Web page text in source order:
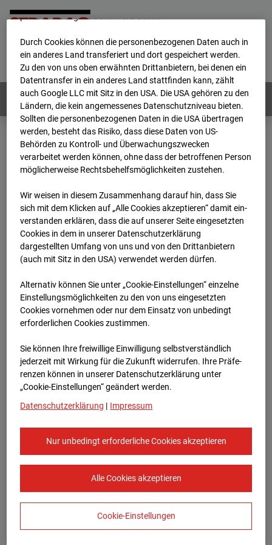
Home E-Mail Impressum
Login
Deutsch / English
Webcams: Alle Länder
Home
Deutschland
BC-120 - BV W2 Campus BT 1-3
Archiv
2024
09:46
BC-120 - BV W2
Campus BT 1-3
Stuttgart
Zur Übersicht
Europe/Berlin
personenbezogene Daten verarbeitet.
Durch Cookies können die personenbezogenen Daten auch in
ein anderes Land transferiert und dort gespeichert werden.
Zu den von uns oben erwähnten Drittanbietern, bei denen ein
Datentransfer in ein anderes Land stattfinden kann, zählt
auch Google LLC mit Sitz in den USA. Die USA gehören zu den
Ländern, die kein angemessenes Datenschutzniveau bieten.
Sollten die personenbezogenen Daten in die USA übertragen
werden, besteht das Risiko, dass diese Daten von US-
Behörden zu Kontroll- und Überwachungszwecken
verarbeitet werden können, ohne dass der betroffenen Person
möglicherweise Rechtsbehelfsmöglichkeiten zustehen.
Wir weisen in diesem Zusammenhang darauf hin, dass Sie
sich mit dem Klicken auf „Alle Cookies akzeptieren“ damit ein­
ver­standen erklären, dass die auf unserer Seite eingesetzten
Cookies in dem in unserer Datenschutzerklärung
dargestellten Umfang von uns und von den Drittanbietern
(auch mit Sitz in den USA) verwendet werden dürfen.
Alternativ können Sie unter „Cookie-Einstellungen“ einzelne
Einstellungsmöglichkeiten zu den von uns eingesetzten
Cookies vornehmen oder nur dem Einsatz von unbedingt
erforderlichen Cookies zustimmen.
Sie können Ihre freiwillige Einwilligung selbstverständlich
jederzeit mit Wirkung für die Zukunft widerrufen. Ihre Prä­fe­
renzen können in unserer Datenschutzerklärung unter
„Cookie-Einstellungen“ geändert werden.
Datenschutzerklärung | Impressum
Nur unbedingt erforderliche Cookies akzeptieren
Alle Cookies akzeptieren
Cookie-Einstellungen